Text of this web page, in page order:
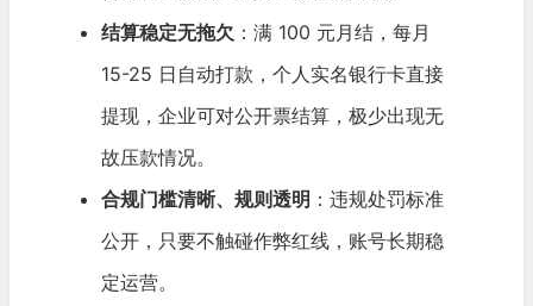
结算稳定无拖欠 ：满 100 元月结，每月
15-25 日自动打款，个人实名银行卡直接
提现，企业可对公开票结算，极少出现无
故压款情况。
合规门槛清晰、规则透明 ：违规处罚标准
公开，只要不触碰作弊红线，账号长期稳
定运营。